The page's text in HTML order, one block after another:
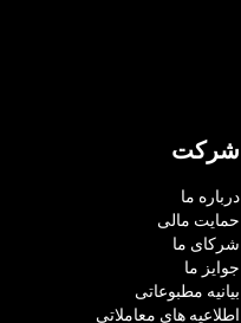
شرکت
درباره ما
حمایت مالی
شرکای ما
جوایز ما
بیانیه مطبوعاتی
اطلاعیه های معاملاتی